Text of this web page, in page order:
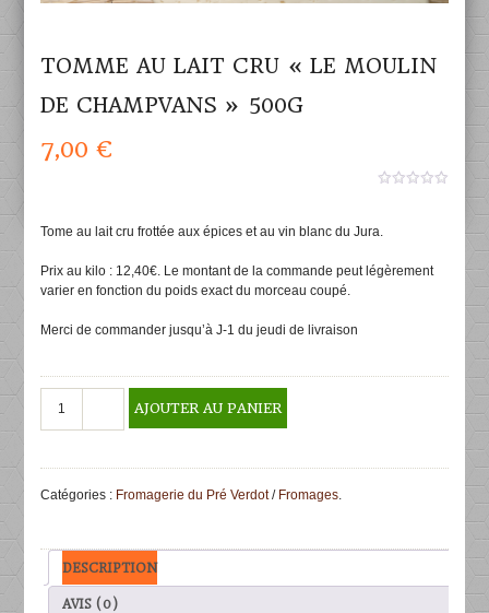
TOMME AU LAIT CRU « LE MOULIN
DE CHAMPVANS » 500G
7,00€
5
Tome au lait cru frottée aux épices et au vin blanc du Jura.
Prix au kilo : 12,40€. Le montant de la commande peut légèrement
varier en fonction du poids exact du morceau coupé.
Merci de commander jusqu’à J-1 du jeudi de livraison
cru
de
Champvans"
500g
AJOUTER AU PANIER
Catégories : Fromagerie du Pré Verdot/ Fromages.
DESCRIPTION
AVIS (0)